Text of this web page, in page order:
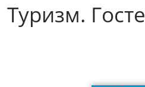
Туризм.